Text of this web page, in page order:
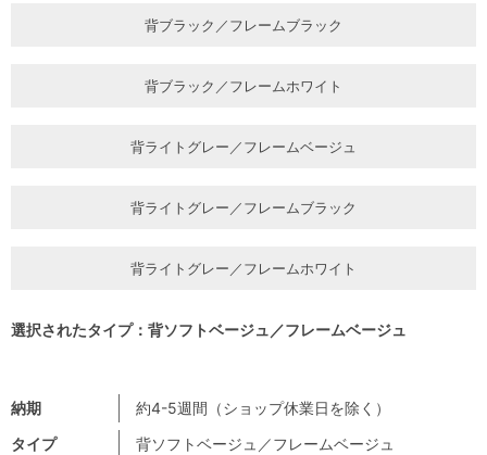
納期
約4-5週間（ショップ休業日を除く）
タイプ
背ソフトベージュ／フレームベージュ
背ブラック／フレームブラック
背ブラック／フレームホワイト
背ライトグレー／フレームベージュ
背ライトグレー／フレームブラック
背ライトグレー／フレームホワイト
選択されたタイプ：背ソフトベージュ／フレームベージュ